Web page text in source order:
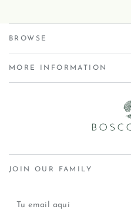
BROWSE
MORE INFORMATION
JOIN OUR FAMILY